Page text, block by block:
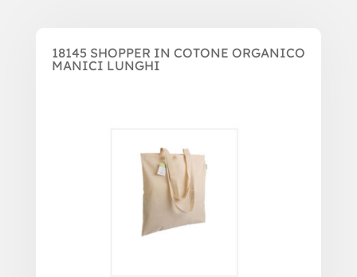
18145 SHOPPER IN COTONE ORGANICO
MANICI LUNGHI